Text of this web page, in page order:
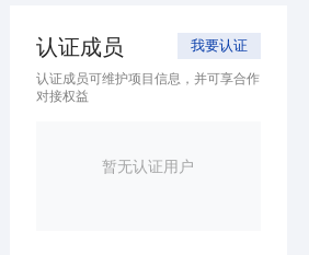
认证成员 我要认证
认证成员可维护项目信息，并可享合作
对接权益
暂无认证用户